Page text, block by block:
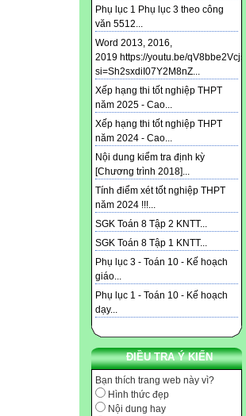
Phụ lục 1 Phụ lục 3 theo công
văn 5512...
Word 2013, 2016,
2019 https://youtu.be/qV8bbe2Vcjs?
si=Sh2sxdiI07Y2M8nZ...
Xếp hạng thi tốt nghiệp THPT
năm 2025 - Cao...
Xếp hạng thi tốt nghiệp THPT
năm 2024 - Cao...
Nội dung kiểm tra định kỳ
[Chương trình 2018]...
Tính điểm xét tốt nghiệp THPT
năm 2024 !!!...
SGK Toán 8 Tập 2 KNTT...
SGK Toán 8 Tập 1 KNTT...
Phụ lục 3 - Toán 10 - Kế hoạch
giáo...
Phụ lục 1 - Toán 10 - Kế hoạch
dạy...
ĐIỀU TRA Ý KIẾN
Bạn thích trang web này vì?
Hình thức đẹp
Nội dung hay